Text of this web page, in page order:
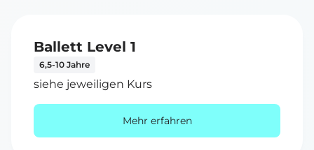
Ballett Level 1
6,5-10 Jahre
siehe jeweiligen Kurs
Mehr erfahren